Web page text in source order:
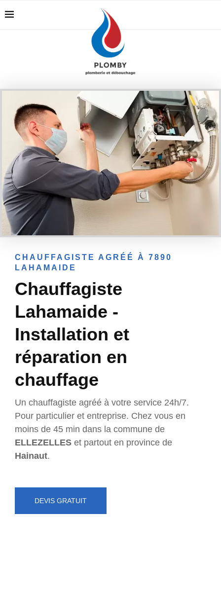
CHAUFFAGISTE AGRÉÉ À 7890
LAHAMAIDE
Chauffagiste
Lahamaide -
Installation et
réparation en
chauffage
Un chauffagiste agréé à votre service 24h/7.
Pour particulier et entreprise. Chez vous en
moins de 45 min dans la commune de
ELLEZELLES et partout en province de
Hainaut.
DEVIS GRATUIT